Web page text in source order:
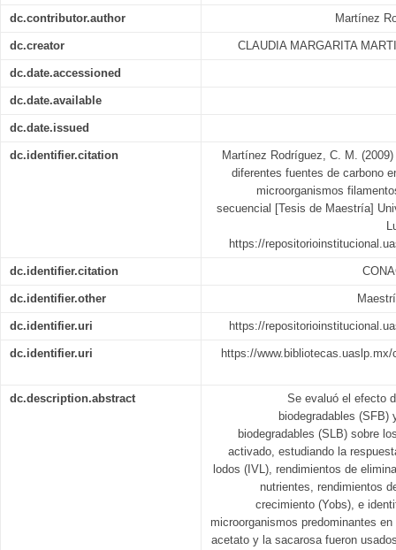
dc.contributor.author Martínez
dc.creator CLAUDIA MARGARITA
dc.date.accessioned
dc.date.available
dc.date.issued
dc.identifier.citation
Martínez Rodríguez, C. M.
diferentes fuentes de carbono
microorganismos
secuencial [Tesis de Maestría]
https://
dc.identifier.citation
dc.identifier.other
dc.identifier.uri https://
dc.identifier.uri https://
dc.description.abstract
Se evaluó el efecto
biodegradables
biodegradables (SLB) sobre
activado, estudiando la
lodos (IVL), rendimientos de
nutrientes, rendimientos
crecimiento (Yobs), e
microorganismos predominantes
acetato y la sacarosa fueron